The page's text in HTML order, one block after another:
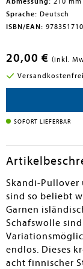
Sprache: Deutsch
ISBN/EAN:
20,00 € (inkl.
SOFORT LIEFERBAR
Skandi-Pullover
sind so beliebt
Garnen
Schafswolle
endlos. Dieses
acht finnischer